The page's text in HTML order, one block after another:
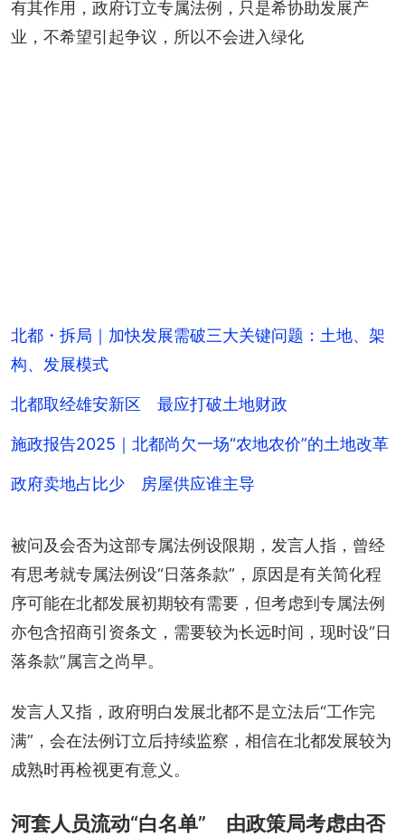
有其作用，政府订立专属法例，只是希协助发展产
业，不希望引起争议，所以不会进入绿化
北都・拆局｜加快发展需破三大关键问题：土地、架
构、发展模式
北都取经雄安新区 最应打破土地财政
施政报告2025｜北都尚欠一场“农地农价”的土地改革
政府卖地占比少 房屋供应谁主导
被问及会否为这部专属法例设限期，发言人指，曾经
有思考就专属法例设“日落条款”，原因是有关简化程
序可能在北都发展初期较有需要，但考虑到专属法例
亦包含招商引资条文，需要较为长远时间，现时设“日
落条款”属言之尚早。
发言人又指，政府明白发展北都不是立法后“工作完
满”，会在法例订立后持续监察，相信在北都发展较为
成熟时再检视更有意义。
河套人员流动“白名单” 由政策局考虑由否